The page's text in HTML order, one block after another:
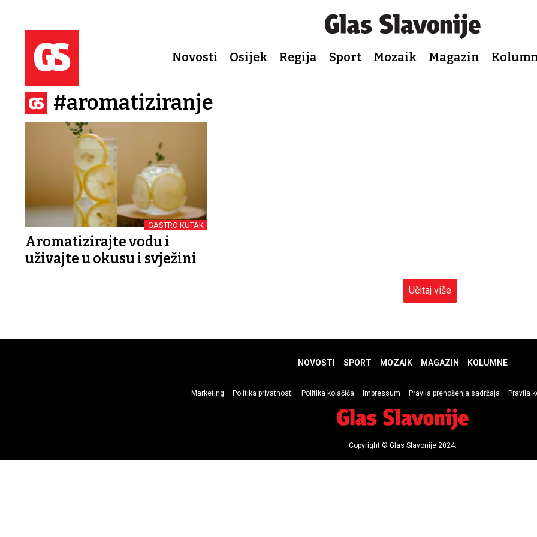
Novosti Osijek Regija Sport Mozaik Magazin
#aromatiziranje
GASTRO KUTAK
Aromatizirajte vodu i
uživajte u okusu i svježini
Učitaj više
NOVOSTI SPORT MOZAIK MAGAZIN KOLUMNE
Marketing Politika privatnosti Politika kolačića Impressum Pravila prenošenja sadržaja Pravila
Copyright © Glas Slavonije 2024.